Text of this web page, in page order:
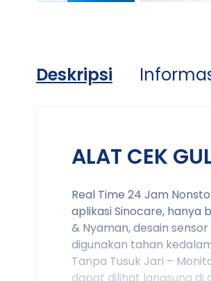
Deskripsi
ALAT CEK
Real Time 24 Jam
aplikasi Sinocare, hanya
& Nyaman, desain
digunakan tahan
Tanpa Tusuk Jari –